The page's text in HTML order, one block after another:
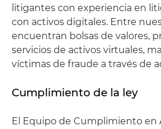
litigantes con experiencia en
con activos digitales. Entre
encuentran bolsas de valores,
servicios de activos virtuales,
víctimas de fraude a través de
Cumplimiento de la ley
El Equipo de Cumplimiento en